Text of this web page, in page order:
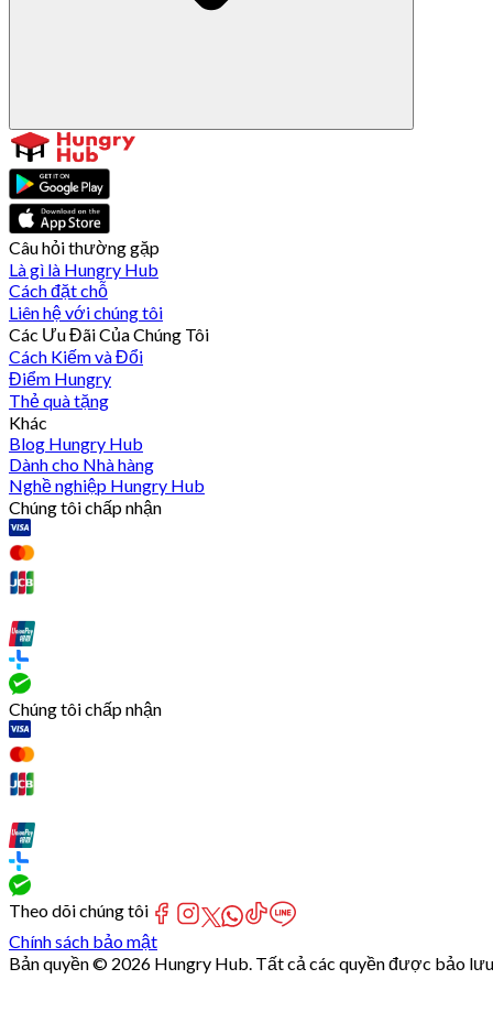
Câu hỏi thường gặp
Là gì là Hungry Hub
Cách đặt chỗ
Liên hệ với chúng tôi
Các Ưu Đãi Của Chúng Tôi
Cách Kiếm và Đổi
Điểm Hungry
Thẻ quà tặng
Khác
Blog Hungry Hub
Dành cho Nhà hàng
Nghề nghiệp Hungry Hub
Chúng tôi chấp nhận
Chúng tôi chấp nhận
Theo dõi chúng tôi
Chính sách bảo mật
Bản quyền © 2026 Hungry Hub. Tất cả các quyền được bảo